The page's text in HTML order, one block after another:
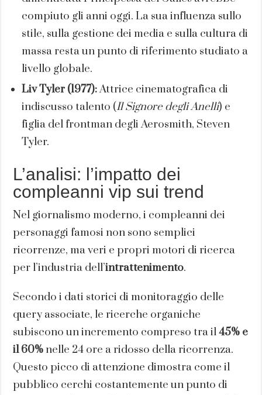
compiuto gli anni oggi. La sua influenza sullo
stile, sulla gestione dei media e sulla cultura di
massa resta un punto di riferimento studiato a
livello globale.
Liv Tyler (1977):Attrice cinematografica di
indiscusso talento (Il Signore degli Anelli) e
figlia del frontman degli Aerosmith, Steven
Tyler.
L’analisi: l’impatto dei
compleanni vip sui trend
Nel giornalismo moderno, i compleanni dei
personaggi famosi non sono semplici
ricorrenze, ma veri e propri motori di ricerca
per l’industria dell’intrattenimento.
Secondo i dati storici di monitoraggio delle
query associate, le ricerche organiche
subiscono un incremento compreso tra il45% e
il 60% nelle 24 ore a ridosso della ricorrenza.
Questo picco di attenzione dimostra come il
pubblico cerchi costantemente un punto di